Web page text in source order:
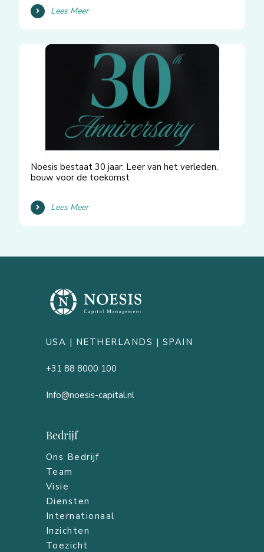
Lees Meer
Noesis bestaat 30 jaar: Leer van het verleden,
bouw voor de toekomst
Lees Meer
USA | NETHERLANDS | SPAIN
+31 88 8000 100
Info@noesis-capital.nl
Bedrijf
Ons Bedrijf
Team
Visie
Diensten
Internationaal
Inzichten
Toezicht